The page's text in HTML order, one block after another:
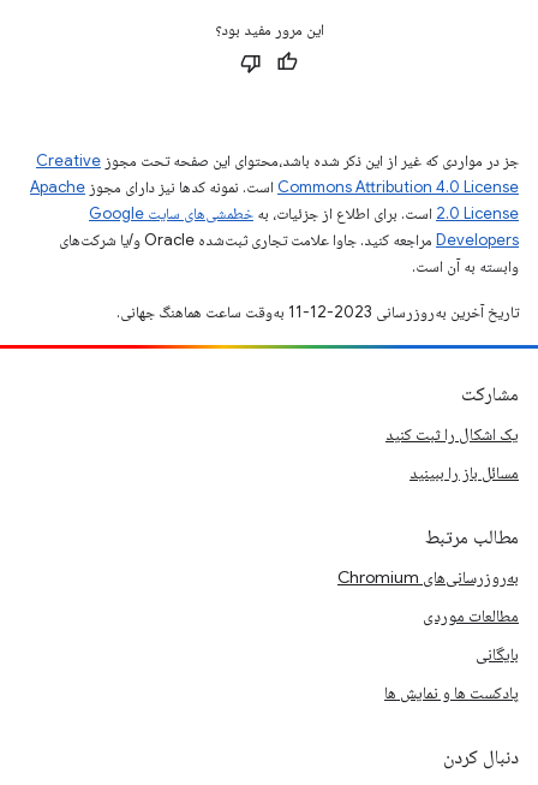
این مرور مفید بود؟
جز در مواردی که غیر از این ذکر شده باشد،‌محتوای این صفحه تحت مجوز Creative
Commons Attribution 4.0 License است. نمونه کدها نیز دارای مجوز Apache
2.0 License است. برای اطلاع از جزئیات، به
خطمشی‌های سایت Google
Developers‏
مراجعه کنید. جاوا علامت تجاری ثبت‌شده Oracle و/یا شرکت‌های
وابسته به آن است.
تاریخ آخرین به‌روزرسانی 2023-12-11 به‌وقت ساعت هماهنگ جهانی.
مشارکت
یک اشکال را ثبت کنید
مسائل باز را ببینید
مطالب مرتبط
به‌روزرسانی‌های Chromium
مطالعات موردی
بایگانی
پادکست ها و نمایش ها
دنبال کردن